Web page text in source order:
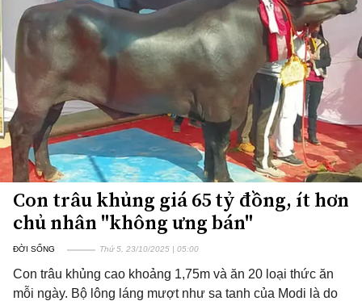
Con trâu khủng giá 65 tỷ đồng, ít hơn
chủ nhân "không ưng bán"
ĐỜI SỐNG Thứ 5, 23/10/2025 | 05:00
Con trâu khủng cao khoảng 1,75m và ăn 20 loại thức ăn
mỗi ngày. Bộ lông láng mượt như sa tanh của Modi là do